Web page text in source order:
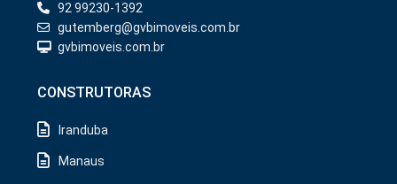
92 99230-1392
gutemberg@gvbimoveis.com.br
gvbimoveis.com.br
CONSTRUTORAS
Iranduba
Manaus